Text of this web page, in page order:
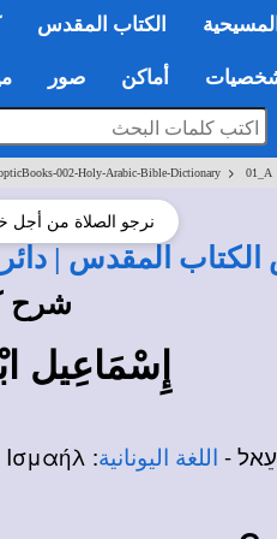
الكتاب المقدس
أماكن صور
002-Holy-Arabic-Bible-Dictionary > 01_A
نرجو الصلاة من أجل
المقدس |
شرح
إِسْمَاعِيل
- اللغة اليونانية: Ισμαήλ -